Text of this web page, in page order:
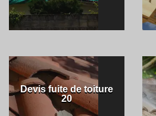
Devis fuite de toiture
20